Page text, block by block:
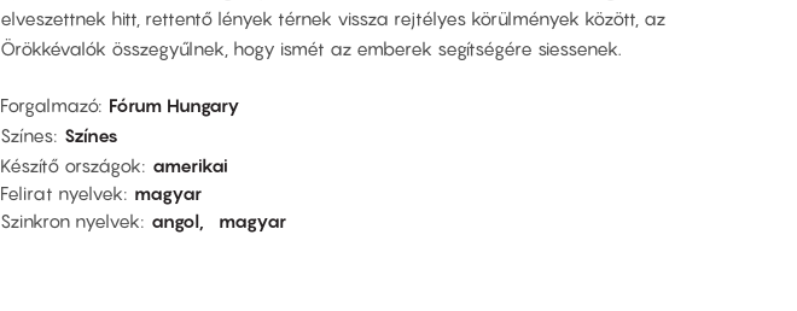
elveszettnek hitt, rettentő lények térnek vissza rejtélyes körülmények között, az
Örökkévalók összegyűlnek, hogy ismét az emberek segítségére siessenek.
Forgalmazó Fórum Hungary
Színes Színes
Készítő országok
amerikai
Felirat nyelvek
magyar
Szinkron nyelvek
angol magyar